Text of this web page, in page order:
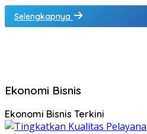
Selengkapnya
Ekonomi Bisnis
Ekonomi Bisnis Terkini